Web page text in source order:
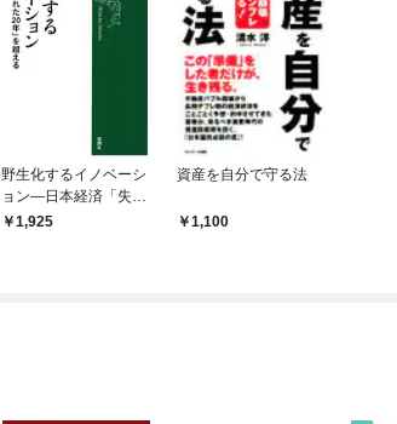
野生化するイノベーシ
ョン—日本経済「失わ
れた20年」を超える—
1,925
資産を自分で守る法
1,100